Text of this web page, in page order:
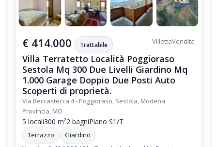
€ 414.000 Trattabile VillettaVendita
Villa Terratetto Località Poggioraso
Sestola Mq 300 Due Livelli Giardino Mq
1.000 Garage Doppio Due Posti Auto
Scoperti di proprietà.
Via Beccastecca 4 - Poggioraso, Sestola, Modena
Provincia, MO
5 locali300 m²2 bagniPiano S1/T
Terrazzo Giardino